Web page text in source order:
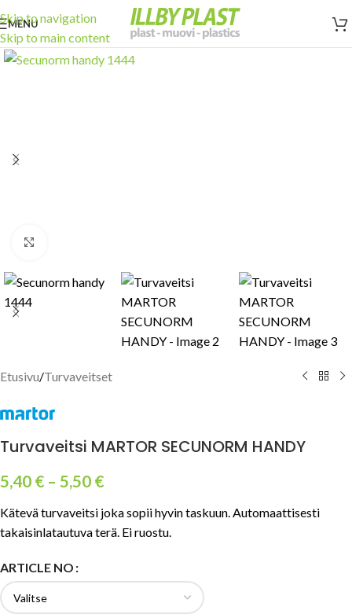
Skip to navigation
Skip to main content
MENU
Etusivu/Turvaveitset
Turvaveitsi MARTOR SECUNORM HANDY
5,40 € – 5,50 €
Kätevä turvaveitsi joka sopii hyvin taskuun. Automaattisesti
takaisinlatautuva terä. Ei ruostu.
ARTICLE NO